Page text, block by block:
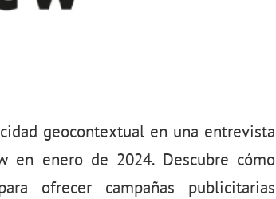
geocontextual en una entrevista
en enero de 2024. Descubre cómo
ofrecer campañas publicitarias